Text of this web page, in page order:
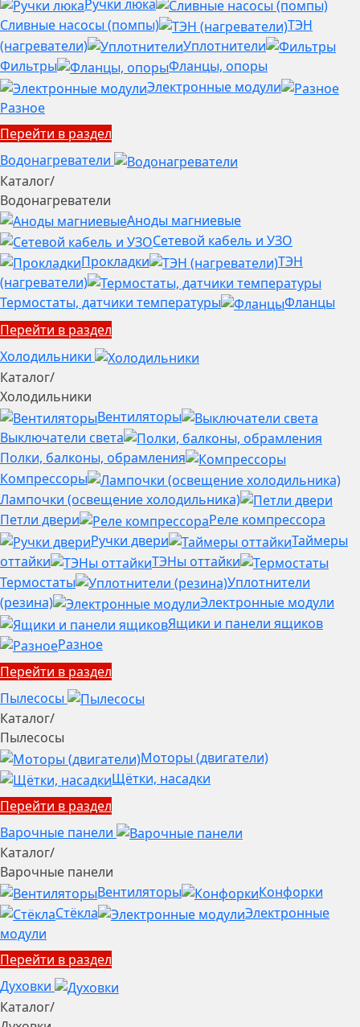
Ручки люка
Сливные насосы (помпы)
ТЭН
(нагреватели)
Уплотнители
Фильтры
Фланцы, опоры
Электронные модули
Разное
Перейти в раздел
Водонагреватели
Каталог/
Водонагреватели
Аноды магниевые
Сетевой кабель и УЗО
Прокладки
ТЭН
(нагреватели)
Термостаты, датчики температуры
Фланцы
Перейти в раздел
Холодильники
Каталог/
Холодильники
Вентиляторы
Выключатели света
Полки, балконы, обрамления
Компрессоры
Лампочки (освещение холодильника)
Петли двери
Реле компрессора
Ручки двери
Таймеры
оттайки
ТЭНы оттайки
Термостаты
Уплотнители
(резина)
Электронные модули
Ящики и панели ящиков
Разное
Перейти в раздел
Пылесосы
Каталог/
Пылесосы
Моторы (двигатели)
Щётки, насадки
Перейти в раздел
Варочные панели
Каталог/
Варочные панели
Вентиляторы
Конфорки
Стёкла
Электронные
модули
Перейти в раздел
Духовки
Каталог/